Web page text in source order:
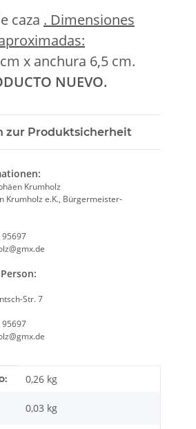
caza . Dimensiones
x anchura 6,5 cm.
NUEVO.
zur Produktsicherheit
Krumholz
Krumholz e.K., Bürgermeister-
95697
Str. 7
95697
producto
0,26 kg
0,03 kg